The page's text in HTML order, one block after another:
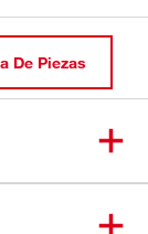
De Piezas
la familia más